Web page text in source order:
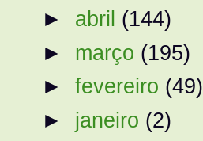
► abril (144)
► março (195)
►fevereiro (49)
► janeiro (2)